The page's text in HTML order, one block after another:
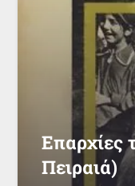
Επαρχίες
Πειραιά)